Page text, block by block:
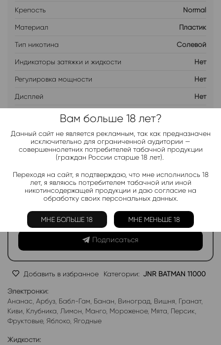
Крепость Normal
Материал Пластик
Тип никотина Солевой
Индикаторы затяжки и жидкости Нет
Регулировка мощности Нет
Дисплей Нет
ДОБАВИТЬ В ЛИСТ ОЖИДАНИЯ
Хочу дешевле
Актуальные новинки и акции каждые день!
Подписаться
Добавить в избранное Категории: JNR BATMAN 11000
Электронки:
Ананас Арбуз Бабл-Гам Банан Виноград Вишня Гранат,
Киви Клубника Лимон Манго Мороженое, Мята Персик
Фруктовые, Яблоко Ягодные
Жидкости:
Вам больше 18 лет?
Данный сайт не является рекламным, так как предназначен
исключительно для ограниченной аудитории —
совершеннолетних потребителей табачной продукции
(граждан России старше 18 лет).
Переходя на сайт, я подтверждаю, что мне исполнилось 18
лет, я являюсь потребителем табачной или иной
никотинсодержащей продукции и даю согласие на
обработку своих персональных данных.
МНЕ БОЛЬШЕ 18 МНЕ МЕНЬШЕ 18